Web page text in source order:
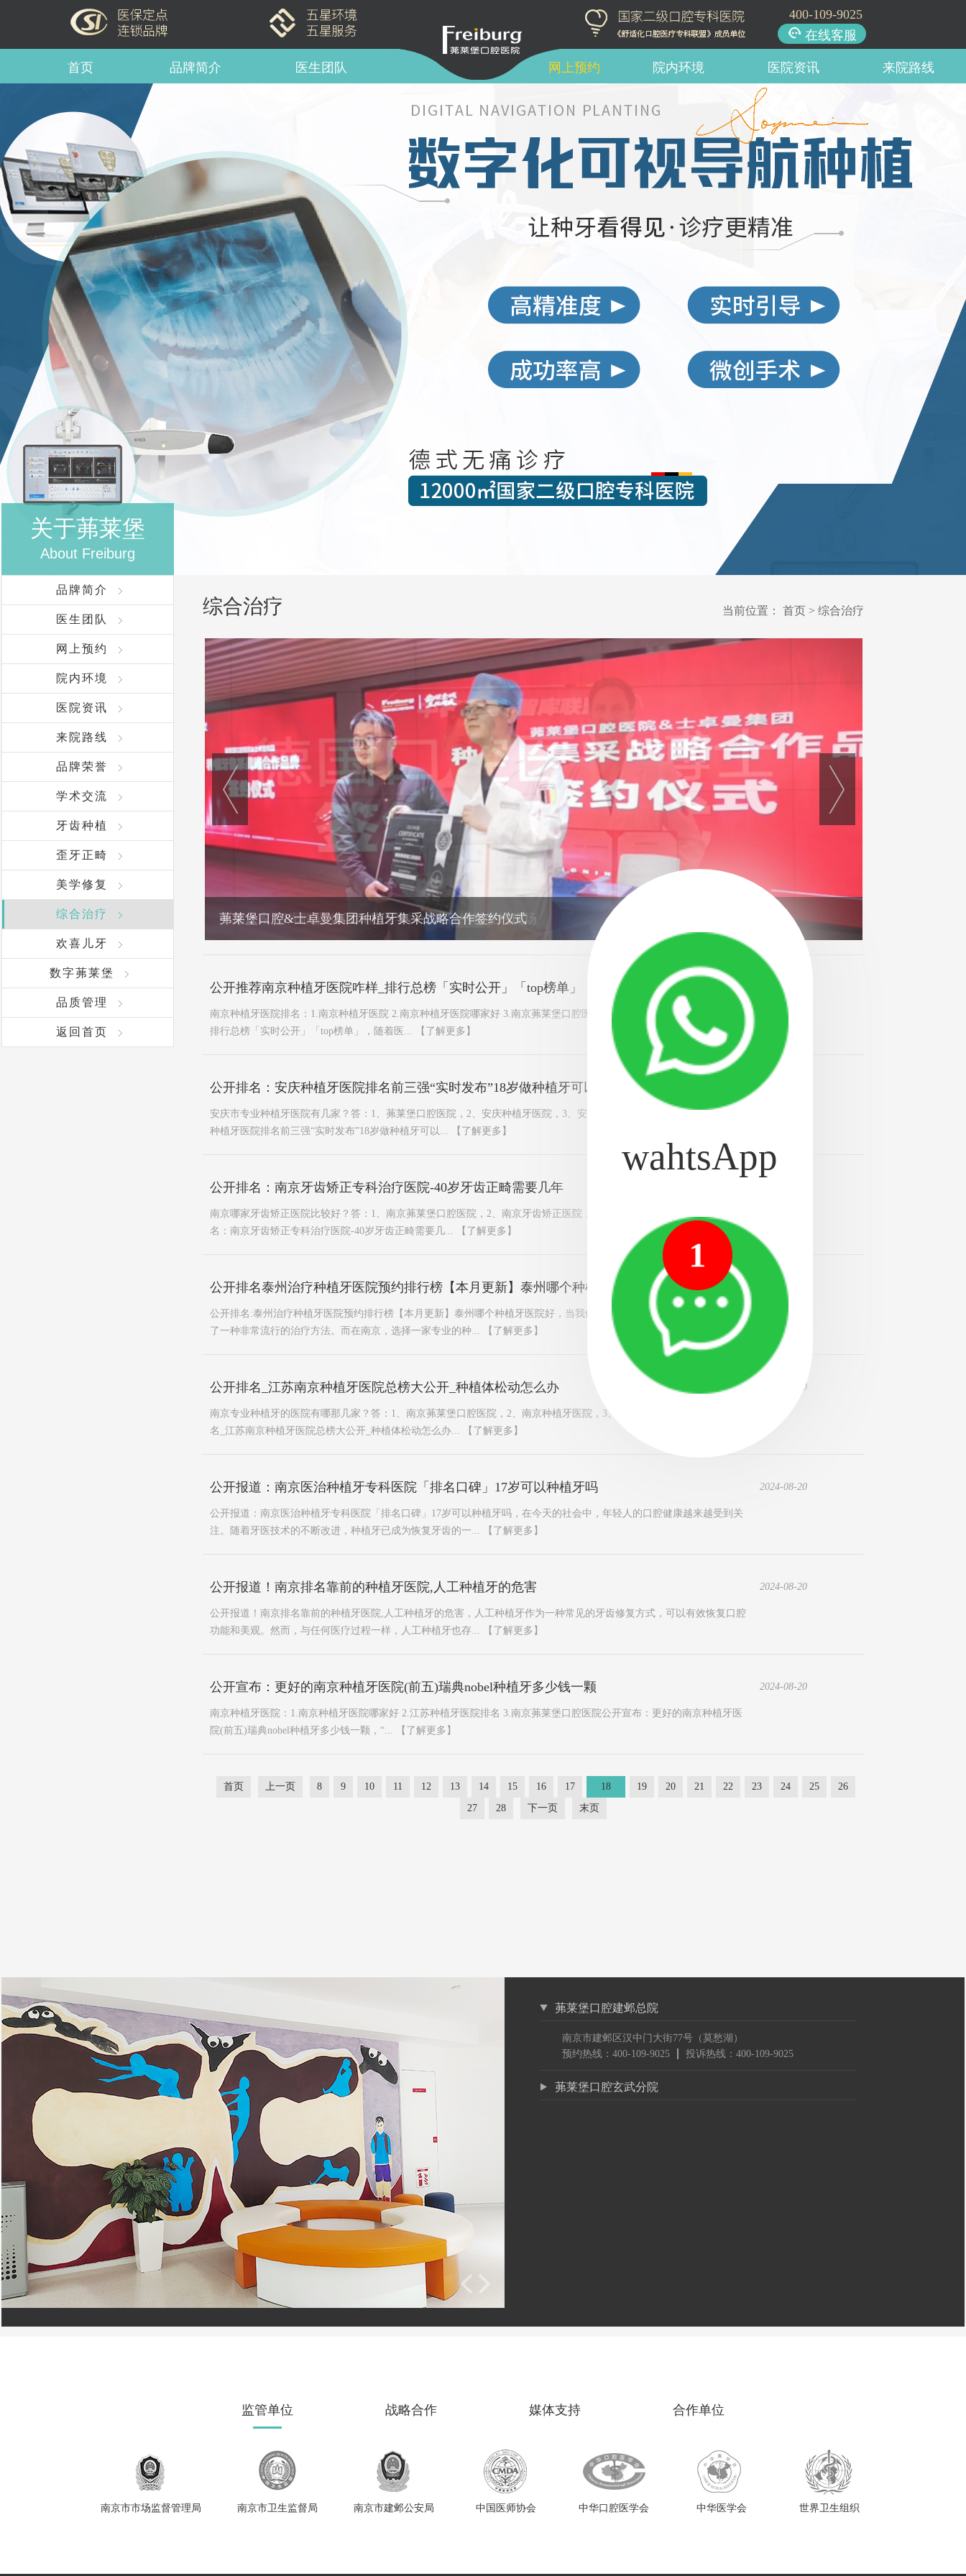
400-109-9025
在线客服
首页 品牌简介 医生团队 网上预约 院内环境 医院资讯 来院路线
关于茀莱堡
About Freiburg
品牌简介
医生团队
网上预约
院内环境
医院资讯
来院路线
品牌荣誉
学术交流
牙齿种植
歪牙正畸
美学修复
综合治疗
欢喜儿牙
数字茀莱堡
品质管理
返回首页
综合治疗 当前位置： 首页 > 综合治疗
中德专家 智库联盟 德国口腔医学博士格鲁纳特签约现场
2024-08-20
公开推荐南京种植牙医院咋样_排行总榜「实时公开」「top榜单」
南京种植牙医院排名：1.南京种植牙医院 2.南京种植牙医院哪家好 3.南京茀莱堡口腔医院公开推荐:南京种植牙医院咋样_
排行总榜「实时公开」「top榜单」，随着医...
【了解更多】
2024-08-20
公开排名：安庆种植牙医院排名前三强“实时发布”18岁做种植牙可以吗
安庆市专业种植牙医院有几家？答：1、茀莱堡口腔医院，2、安庆种植牙医院，3、安庆种植牙专科医院。公开排名：安庆
种植牙医院排名前三强“实时发布”18岁做种植牙可以...
【了解更多】
公开排名：南京牙齿矫正专科治疗医院-40岁牙齿正畸需要几年
南京哪家牙齿矫正医院比较好？答：1、南京茀莱堡口腔医院，2、南京牙齿矫正医院，3、南京牙齿矫正专科医院。公开排
名：南京牙齿矫正专科治疗医院-40岁牙齿正畸需要几...
【了解更多】
2024-08-20
公开排名泰州治疗种植牙医院预约排行榜【本月更新】泰州哪个种植牙医院好
公开排名:泰州治疗种植牙医院预约排行榜【本月更新】泰州哪个种植牙医院好，当我们面对牙齿问题时，种植牙已经成为
了一种非常流行的治疗方法。而在南京，选择一家专业的种...
【了解更多】
2024-08-20
公开排名_江苏南京种植牙医院总榜大公开_种植体松动怎么办
南京专业种植牙的医院有哪那几家？答：1、南京茀莱堡口腔医院，2、南京种植牙医院，3、南京种植牙专科医院。公开排
名_江苏南京种植牙医院总榜大公开_种植体松动怎么办...
【了解更多】
2024-08-20
公开报道：南京医治种植牙专科医院「排名口碑」17岁可以种植牙吗
公开报道：南京医治种植牙专科医院「排名口碑」17岁可以种植牙吗，在今天的社会中，年轻人的口腔健康越来越受到关
注。随着牙医技术的不断改进，种植牙已成为恢复牙齿的一...
【了解更多】
2024-08-20
公开报道！南京排名靠前的种植牙医院,人工种植牙的危害
公开报道！南京排名靠前的种植牙医院,人工种植牙的危害，人工种植牙作为一种常见的牙齿修复方式，可以有效恢复口腔
功能和美观。然而，与任何医疗过程一样，人工种植牙也存...
【了解更多】
2024-08-20
公开宣布：更好的南京种植牙医院(前五)瑞典nobel种植牙多少钱一颗
南京种植牙医院：1.南京种植牙医院哪家好 2.江苏种植牙医院排名 3.南京茀莱堡口腔医院公开宣布：更好的南京种植牙医
院(前五)瑞典nobel种植牙多少钱一颗，“...
【了解更多】
首页 上一页 8 9 10 11 12 13 14 15 16 17 18 19 20 21 22 23 24 25
26
27
28 下一页 末页
wahtsApp
1
茀莱堡口腔建邺总院
南京市建邺区汉中门大街77号（莫愁湖）
预约热线：400-109-9025
投诉热线：400-109-9025
茀莱堡口腔玄武分院
监管单位 战略合作 媒体支持 合作单位
南京市市场监督管理局 南京市卫生监督局 南京市建邺公安局 中国医师协会 中华口腔医学会 中华医学会 世界卫生组织